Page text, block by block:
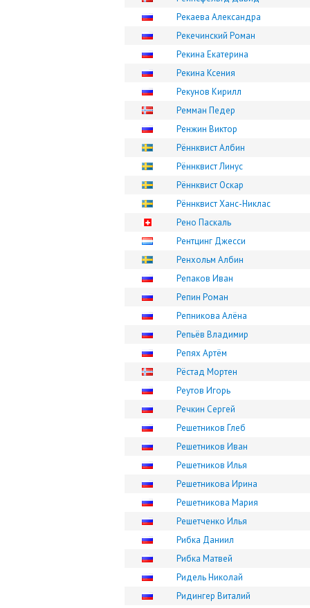
Рекаева Александра
Рекечинский Роман
Рекина Екатерина
Рекина Ксения
Рекунов Кирилл
Ремман Педер
Ренжин Виктор
Рённквист Албин
Рённквист Линус
Рённквист Оскар
Рённквист Ханс-Никлас
Рено Паскаль
Рентцинг Джесси
Ренхольм Албин
Репаков Иван
Репин Роман
Репникова Алёна
Репьёв Владимир
Репях Артём
Рёстад Мортен
Реутов Игорь
Речкин Сергей
Решетников Глеб
Решетников Иван
Решетников Илья
Решетникова Ирина
Решетникова Мария
Решетченко Илья
Рибка Даниил
Рибка Матвей
Ридель Николай
Ридингер Виталий